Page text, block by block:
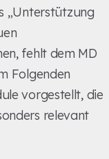
„Unterstützung
fehlt dem MD
Folgenden
vorgestellt, die
relevant